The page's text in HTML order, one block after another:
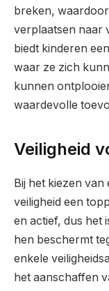
breken,
verplaatsen naar
biedt kinderen
waar ze zich
kunnen
waardevolle
Veiligheid
Bij het kiezen
veiligheid een
en actief, dus het
hen beschermt
enkele
het aanschaffen